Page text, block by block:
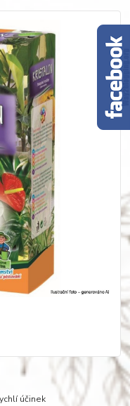
+ Rychlí účinek